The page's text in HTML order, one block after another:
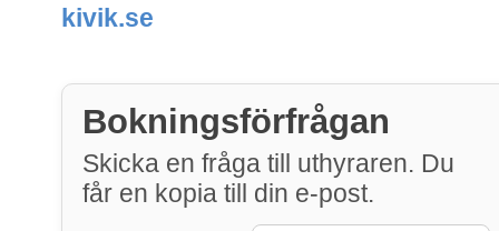
kivik.se
Bokningsförfrågan
Skicka en fråga till uthyraren. Du
får en kopia till din e-post.